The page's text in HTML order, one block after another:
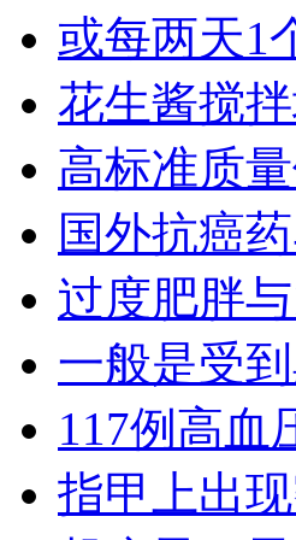
或每两天1
花生酱搅
高标准质
国外抗癌
过度肥胖
一般是受
117例高血
指甲上出